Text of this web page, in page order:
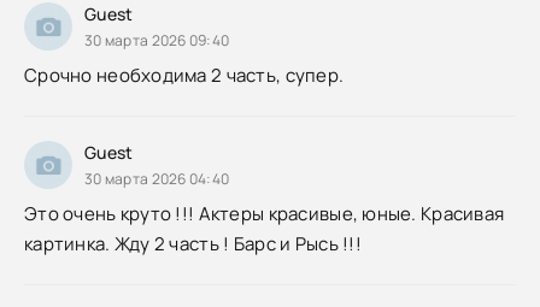
Guest
30 марта 2026 09:40
Срочно необходима 2 часть, супер.
Guest
30 марта 2026 04:40
Это очень круто !!! Актеры красивые, юные. Красивая
картинка. Жду 2 часть ! Барс и Рысь !!!